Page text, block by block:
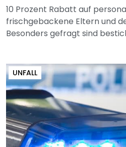
10 Prozent Rabatt auf
frischgebackene Eltern und
Besonders gefragt sind
UNFALL